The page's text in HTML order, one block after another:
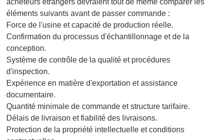
acheteurs étrangers devraient tout de même comparer les
éléments suivants avant de passer commande :
Force de l'usine et capacité de production réelle.
Confirmation du processus d'échantillonnage et de la
conception.
Système de contrôle de la qualité et procédures
d'inspection.
Expérience en matière d'exportation et assistance
documentaire.
Quantité minimale de commande et structure tarifaire.
Délais de livraison et fiabilité des livraisons.
Protection de la propriété intellectuelle et conditions